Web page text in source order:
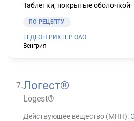
Таблетки, покрытые оболочкой
ПО РЕЦЕПТУ
ГЕДЕОН РИХТЕР ОАО
Венгрия
7.Логест®
Logest®
Действующее вещество (МНН):